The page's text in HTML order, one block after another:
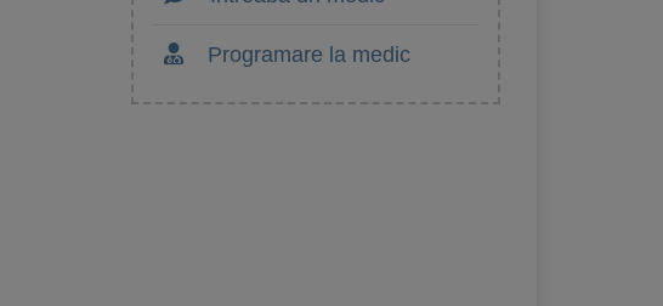
Programare la medic